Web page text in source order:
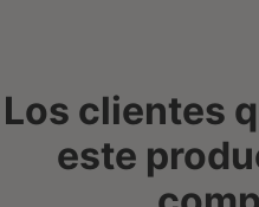
Los clientes
este